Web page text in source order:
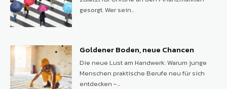
gesorgt. Wer sein...
Goldener Boden, neue Chancen
Die neue Lust am Handwerk: Warum junge
Menschen praktische Berufe neu für sich
entdecken –...